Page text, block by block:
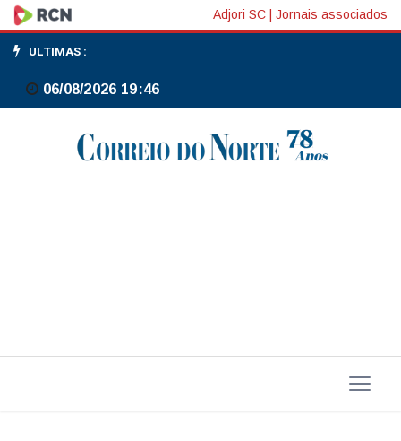
Provavelmente
será
apropriado
manter
algum
Adjori SC Jornais associados
ULTIMAS :
06/08/2026 19:46